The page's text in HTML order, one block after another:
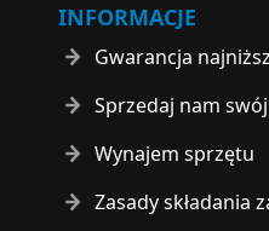
INFORMACJE
Gwarancja
Sprzedaj nam
Wynajem sprzętu
Zasady składania